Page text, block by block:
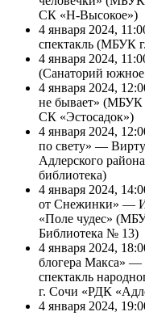
СК «Н-Высокое»)
4 января 2024,
спектакль (МБУК
4 января 2024,
(Санаторий южное
4 января 2024,
не бывает»
СК «Эстосадок»)
4 января 2024,
по свету» —
Адлерского
библиотека)
4 января 2024,
от Снежинки» —
«Поле чудес»
Библиотека № 13)
4 января 2024,
блогера Макса» —
спектакль
г. Сочи «РДК
4 января 2024,